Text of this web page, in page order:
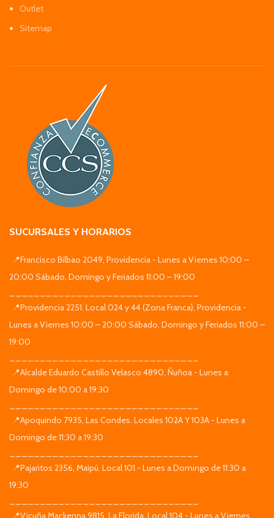
Outlet
Sitemap
SUCURSALES Y HORARIOS
📍Francisco Bilbao 2049, Providencia - Lunes a Viernes 10:00 –
20:00 Sábado, Domingo y Feriados 11:00 – 19:00
📍Providencia 2251. Local 024 y 44 (Zona Franca), Providencia -
Lunes a Viernes 10:00 – 20:00 Sábado, Domingo y Feriados 11:00 –
19:00
📍Alcalde Eduardo Castillo Velasco 4890, Ñuñoa - Lunes a
Domingo de 10:00 a 19:30
📍Apoquindo 7935, Las Condes. Locales 102A Y 103A - Lunes a
Domingo de 11:30 a 19:30
📍Pajaritos 2356, Maipú. Local 101 - Lunes a Domingo de 11:30 a
19:30
📍Vicuña Mackenna 9815, La Florida. Local 104 - Lunes a Viernes